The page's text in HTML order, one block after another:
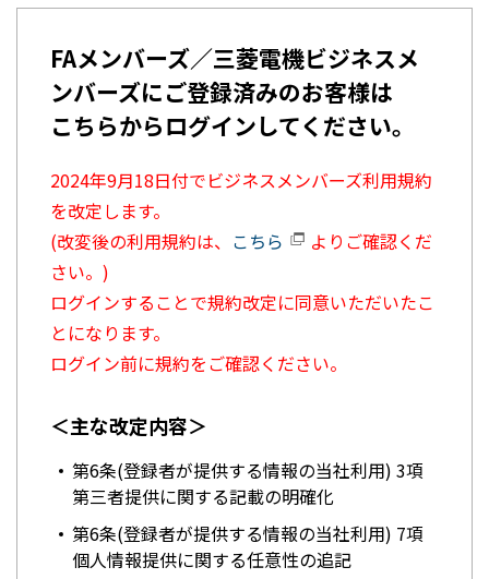
FAメンバーズ／三菱電機ビジネスメ
ンバーズにご登録済みのお客様は
こちらからログインしてください。
2024年9月18日付でビジネスメンバーズ利用規約
を改定します。
(改変後の利用規約は、 こちら
よりご確認くだ
さい。)
ログインすることで規約改定に同意いただいたこ
とになります。
ログイン前に規約をご確認ください。
＜主な改定内容＞
第6条(登録者が提供する情報の当社利用) 3項
第三者提供に関する記載の明確化
第6条(登録者が提供する情報の当社利用) 7項
個人情報提供に関する任意性の追記